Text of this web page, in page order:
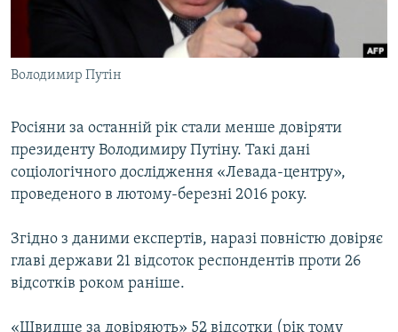
УКРАЇНСЬКА ПРОБЛЕМА КРИМУ
Qırımtatar
Усі сайти RFE/RL
Володимир Путін
Росіяни за останній рік стали менше довіряти
президенту Володимиру Путіну. Такі дані
соціологічного дослідження «Левада-центру»,
проведеного в лютому-березні 2016 року.
Згідно з даними експертів, наразі повністю довіряє
главі держави 21 відсоток респондентів проти 26
відсотків роком раніше.
«Швидше за довіряють» 52 відсотки (рік тому